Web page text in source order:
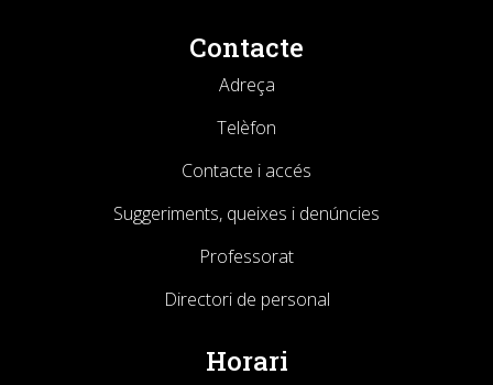
Contacte
Adreça
Telèfon
Contacte i accés
Suggeriments, queixes i denúncies
Professorat
Directori de personal
Horari